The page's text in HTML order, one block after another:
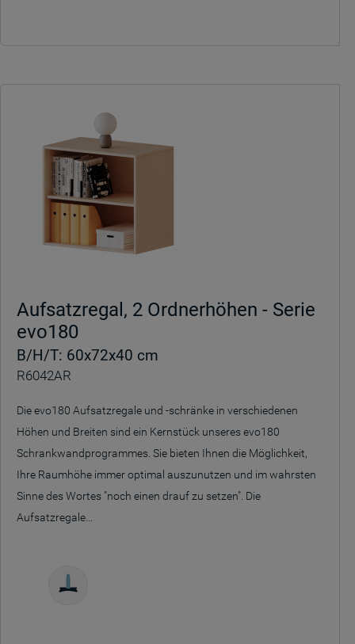
Aufsatzregal, 2 Ordnerhöhen - Serie
evo180
B/H/T: 60x72x40 cm
R6042AR
Die evo180 Aufsatzregale und -schränke in verschiedenen
Höhen und Breiten sind ein Kernstück unseres evo180
Schrankwandprogrammes. Sie bieten Ihnen die Möglichkeit,
Ihre Raumhöhe immer optimal auszunutzen und im wahrsten
Sinne des Wortes "noch einen drauf zu setzen". Die
Aufsatzregale...